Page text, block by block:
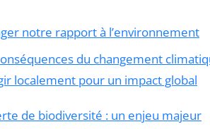
notre rapport à l’environnement
du changement
localement pour un impact global
de biodiversité : un enjeu majeur